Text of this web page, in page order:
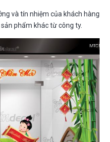
và tín nhiệm của khách hàng
phẩm khác từ công ty.